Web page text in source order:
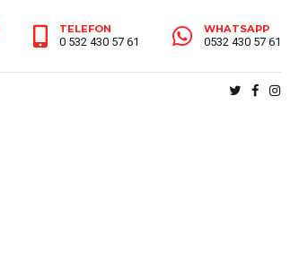
TELEFON
0 532 430 57 61
WHATSAPP
0532 430 57 61